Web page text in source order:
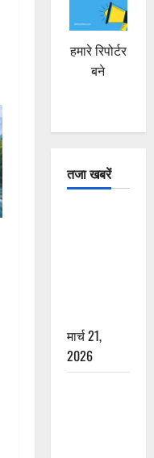
हमारे रिपोर्टर
बने
तजा खबरें
मार्च 21,
2026